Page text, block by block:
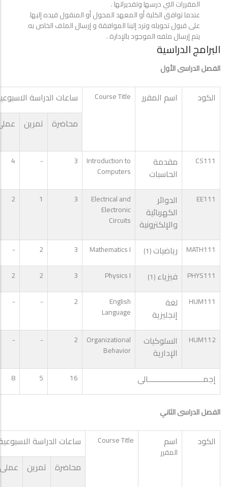
المقررات التي درسها وتقديراتها .
عندما توافق الكلية أو المعهد المحول أو المنقول قيده إليها
على قبول تحويله وترد إلينا الموافقة و إرسال الملف الخاص به
يتم إرسال ملفه الموجود بالإدارة .
البرامج الدراسية
الفصل الدراسى الأول
الكود اسم المقرر Course Title
ساعات الدراسة
محاضرة تمرين
CS111
مقدمة
الحاسبات
Introduction to
Computers
3
-
4
EE111
الدوائر
الكهربائية
والإلكترونية
Electrical and
Electronic
Circuits
3
1
2
MATH111 رياضيات(1)
Mathematics I
3
2
-
PHYS111
فيزياء(1)
Physics I
3
2
2
HUM111
لغة
إنجليزية
English
Language
2
-
-
HUM112
السلوكيات
الإدارية
Organizational
Behavior
2
-
-
إجمـــــــــــــــــــــــــــالى 16
5
8
الفصل الدراسى الثاني
الكود اسم
المقرر
Course Title
ساعات الدراسة
محاضرة تمرين عملى